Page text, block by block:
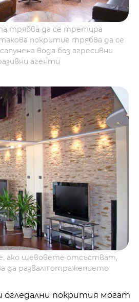
трябва да се третира
покритие трябва да се
вода без агресивни
агенти
ако шевовете отсъстват,
да разваля отражението
огледални покрития могат